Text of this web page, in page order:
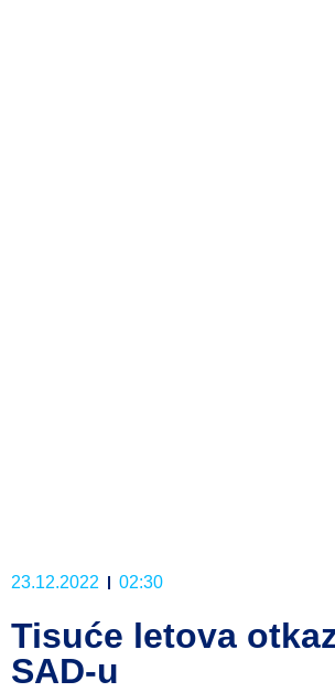
23.12.2022 02:30
Tisuće letova
SAD-u